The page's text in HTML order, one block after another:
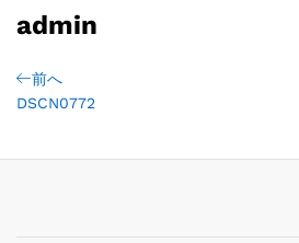
admin
前へ
DSCN0772